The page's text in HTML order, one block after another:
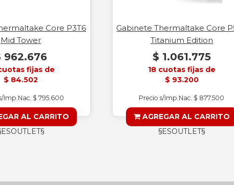
Core P3T6
Mid Tower
962.676
fijas de
$ 84.502
Imp.Nac. $ 795.600
AL CARRITO
Gabinete Thermaltake Core
Titanium Edition
$ 1.061.775
18 cuotas fijas de
$ 93.200
Precio s/Imp.Nac. $ 877.500
AGREGAR AL CARRITO
§ESOUTLET§